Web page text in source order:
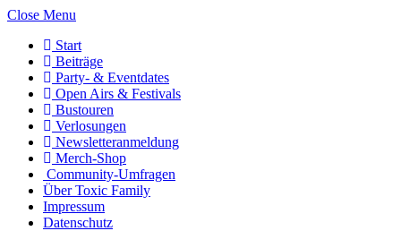
Close Menu
Start
Beiträge
Party- & Eventdates
Open Airs & Festivals
Bustouren
Verlosungen
Newsletteranmeldung
Merch-Shop
Community-Umfragen
Über Toxic Family
Impressum
Datenschutz